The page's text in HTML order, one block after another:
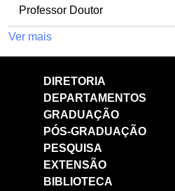
Professor Doutor
Ver mais
DIRETORIA
DEPARTAMENTOS
GRADUAÇÃO
PÓS-GRADUAÇÃO
PESQUISA
EXTENSÃO
BIBLIOTECA